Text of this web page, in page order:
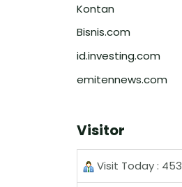
Kontan
Bisnis.com
id.investing.com
emitennews.com
Visitor
Visit Today : 453